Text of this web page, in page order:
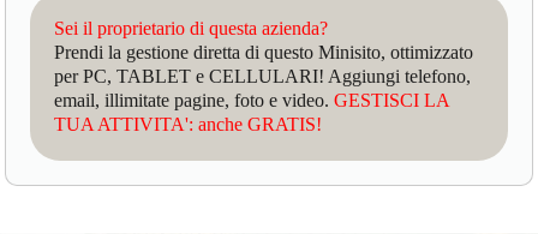
Sei il proprietario di questa azienda?
Prendi la gestione diretta di questo Minisito, ottimizzato
per PC, TABLET e CELLULARI! Aggiungi telefono,
email, illimitate pagine, foto e video.GESTISCI LA
TUA ATTIVITA': anche GRATIS!